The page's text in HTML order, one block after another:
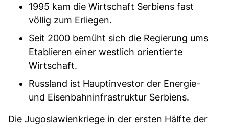
1995 kam die Wirtschaft Serbiens fast
völlig zum Erliegen.
Seit 2000 bemüht sich die Regierung ums
Etablieren einer westlich orientierte
Wirtschaft.
Russland ist Hauptinvestor der Energie-
und Eisenbahninfrastruktur Serbiens.
Die Jugoslawienkriege in der ersten Hälfte der